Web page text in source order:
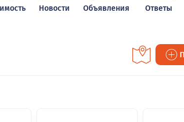
Новости Объявления Ответы